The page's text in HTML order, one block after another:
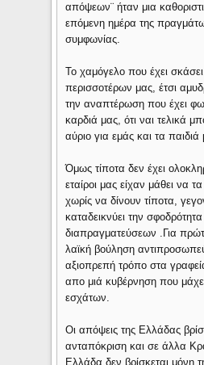
απόψεων¨ ήταν μια
επόμενη ημέρα της
συμφωνίας.
Το χαμόγελο που έχει
περισσοτέρων μας, έτσι
την αναπτέρωση που έχει
καρδιά μας, ότι ναι τελικά
αύριο για εμάς και τα παιδιά
Όμως τίποτα δεν έχει
εταίροι μας είχαν μάθει να
χωρίς να δίνουν τίποτα,
καταδεικνύει την
διαπραγματεύσεων .Για
λαϊκή βούληση
αξιοπρεπή τρόπο στα
απο μιά κυβέρνηση που
εσχάτων.
Οι απόψεις της Ελλάδας
ανταπόκριση και σε άλλα
Ελλάδα δεν βρίσκεται μόνη